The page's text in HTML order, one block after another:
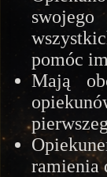
pomóc
Mają
ramienia